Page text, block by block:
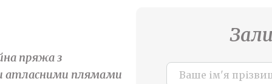
пряжа з
атласними плямами